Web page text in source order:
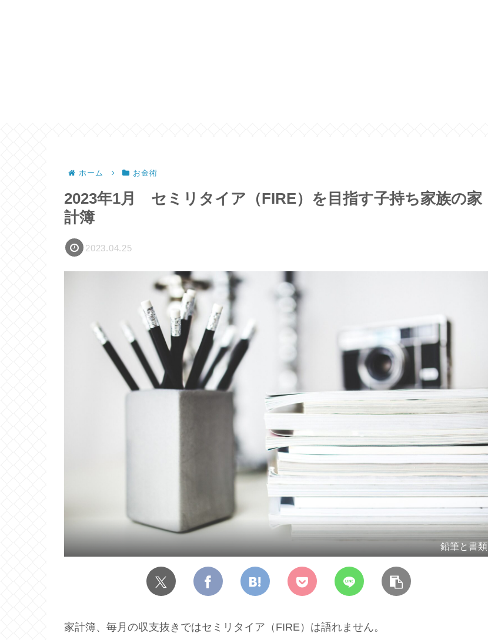
ホーム お金術
2023年1月 セミリタイア（FIRE）を目指す子持ち家族の家
計簿
2023.04.25
鉛筆と書類
家計簿、毎月の収支抜きではセミリタイア（FIRE）は語れません。